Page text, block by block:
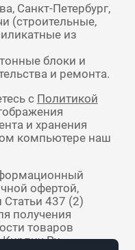
Санкт-Петербург,
(строительные,
из
блоки и
и ремонта.
с Политикой
и хранения
компьютере наш
офертой,
437 (2)
получения
товаров
Ру.